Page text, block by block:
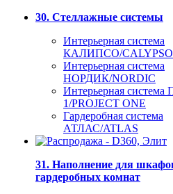
30. Стеллажные системы
Интерьерная система
КАЛИПСО/CALYPSO
Интерьерная система
НОРДИК/NORDIC
Интерьерная
1/PROJECT ONE
Гардеробная система
АТЛАС/ATLAS
31. Наполнение для
гардеробных комнат